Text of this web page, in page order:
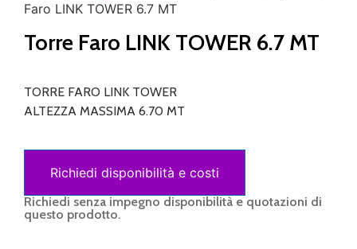
Faro LINK TOWER 6.7 MT
Torre Faro LINK TOWER 6.7 MT
TORRE FARO LINK TOWER
ALTEZZA MASSIMA 6.70 MT
Richiedi disponibilità e costi
Richiedi senza impegno disponibilità e quotazioni di
questo prodotto.